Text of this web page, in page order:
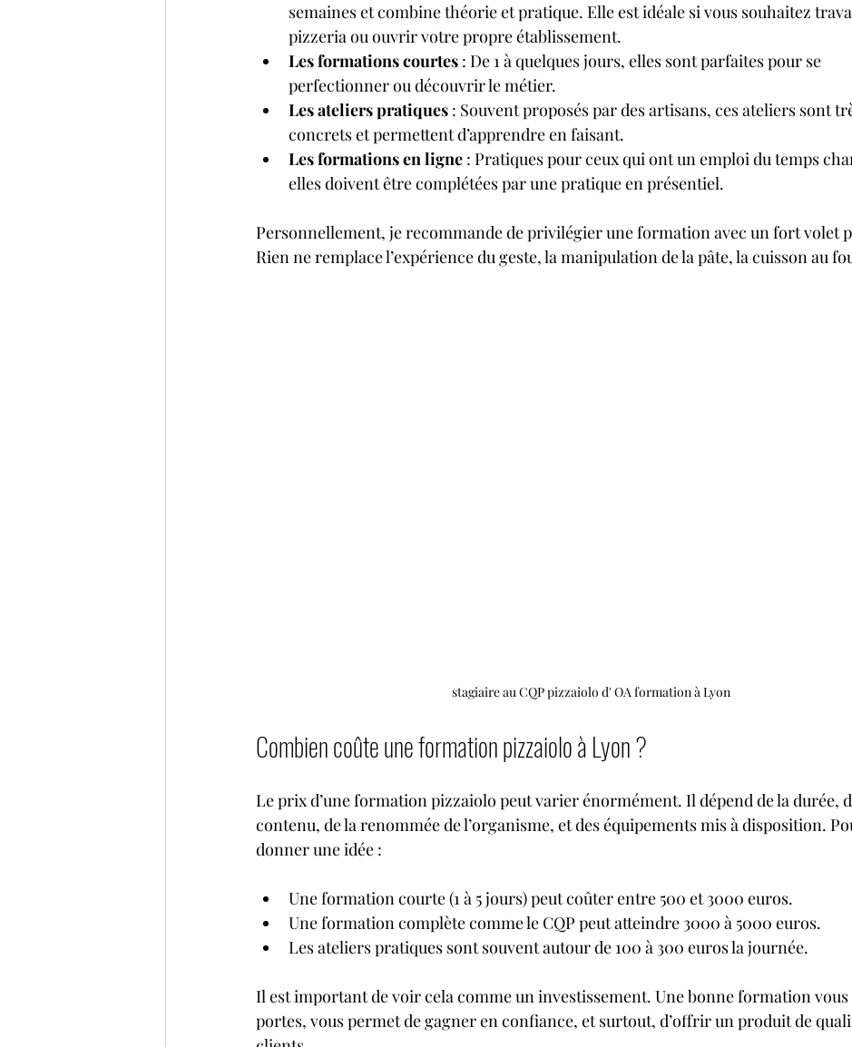
semaines et combine théorie et pratique. Elle est idéale si vous souhaitez
pizzeria ou ouvrir votre propre établissement.
Les formations courtes : De 1 à quelques jours, elles sont parfaites pour se
perfectionner ou découvrir le métier.
Les ateliers pratiques : Souvent proposés par des artisans, ces ateliers sont
concrets et permettent d’apprendre en faisant.
Les formations en ligne : Pratiques pour ceux qui ont un emploi du temps
elles doivent être complétées par une pratique en présentiel.
Personnellement, je recommande de privilégier une formation avec un fort volet
Rien ne remplace l’expérience du geste, la manipulation de la pâte, la cuisson au
stagiaire au CQP pizzaiolo d' OA formation à Lyon
Combien coûte une formation pizzaiolo à Lyon ?
Le prix d’une formation pizzaiolo peut varier énormément. Il dépend de la durée,
contenu, de la renommée de l’organisme, et des équipements mis à disposition.
donner une idée :
Une formation courte (1 à 5 jours) peut coûter entre 500 et 3000 euros.
Une formation complète comme le CQP peut atteindre 3000 à 5000 euros.
Les ateliers pratiques sont souvent autour de 100 à 300 euros la journée.
Il est important de voir cela comme un investissement. Une bonne formation vous
portes, vous permet de gagner en confiance, et surtout, d’offrir un produit de